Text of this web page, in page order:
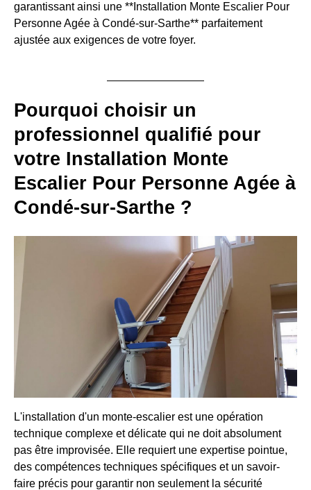
garantissant ainsi une **Installation Monte Escalier Pour
Personne Agée à Condé-sur-Sarthe** parfaitement
ajustée aux exigences de votre foyer.
Pourquoi choisir un
professionnel qualifié pour
votre Installation Monte
Escalier Pour Personne Agée à
Condé-sur-Sarthe ?
L'installation d'un monte-escalier est une opération
technique complexe et délicate qui ne doit absolument
pas être improvisée. Elle requiert une expertise pointue,
des compétences techniques spécifiques et un savoir-
faire précis pour garantir non seulement la sécurité